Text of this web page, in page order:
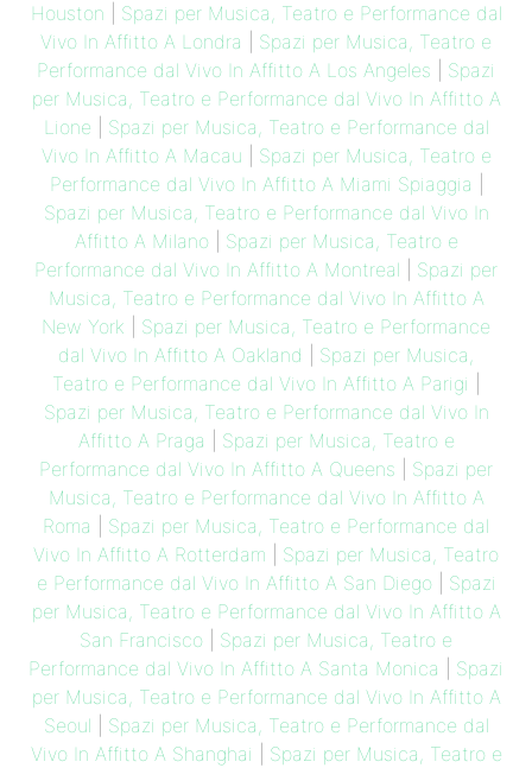
Houston
Spazi per Musica, Teatro e Performance dal
Vivo In Affitto A Londra
Spazi per Musica, Teatro e
Performance dal Vivo In Affitto A Los Angeles
Spazi
per Musica, Teatro e Performance dal Vivo In Affitto A
Lione
Spazi per Musica, Teatro e Performance dal
Vivo In Affitto A Macau
Spazi per Musica, Teatro e
Performance dal Vivo In Affitto A Miami Spiaggia
Spazi per Musica, Teatro e Performance dal Vivo In
Affitto A Milano| Spazi per Musica, Teatro e
Performance dal Vivo In Affitto A Montreal
Spazi per
Musica, Teatro e Performance dal Vivo In Affitto A
New York
Spazi per Musica, Teatro e Performance
dal Vivo In Affitto A Oakland
Spazi per Musica,
Teatro e Performance dal Vivo In Affitto A Parigi
Spazi per Musica, Teatro e Performance dal Vivo In
Affitto A Praga
Spazi per Musica, Teatro e
Performance dal Vivo In Affitto A Queens
Spazi per
Musica, Teatro e Performance dal Vivo In Affitto A
Roma
Spazi per Musica, Teatro e Performance dal
Vivo In Affitto A Rotterdam
Spazi per Musica, Teatro
e Performance dal Vivo In Affitto A San Diego| Spazi
per Musica, Teatro e Performance dal Vivo In Affitto A
San Francisco
Spazi per Musica, Teatro e
Performance dal Vivo In Affitto A Santa Monica
Spazi
per Musica, Teatro e Performance dal Vivo In Affitto A
Seoul
Spazi per Musica, Teatro e Performance dal
Vivo In Affitto A Shanghai
Spazi per Musica, Teatro e